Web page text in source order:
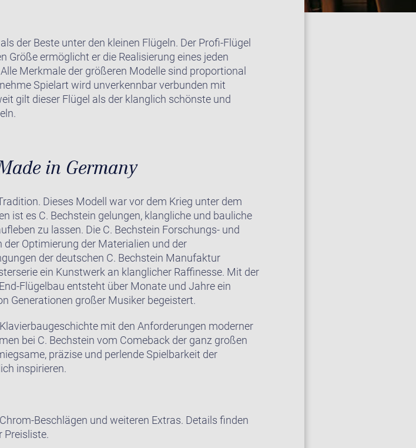
der Beste unter den kleinen Flügeln. Der Profi-Flügel
ermöglicht er die Realisierung eines jeden
Merkmale der größeren Modelle sind proportional
Spielart wird unverkennbar verbunden mit
gilt dieser Flügel als der klanglich schönste und
in Germany
Dieses Modell war vor dem Krieg unter dem
ist es C. Bechstein gelungen, klangliche und bauliche
zu lassen. Die C. Bechstein Forschungs- und
Optimierung der Materialien und der
der deutschen C. Bechstein Manufaktur
ein Kunstwerk an klanglicher Raffinesse. Mit der
Flügelbau entsteht über Monate und Jahre ein
Generationen großer Musiker begeistert.
mit den Anforderungen moderner
bei C. Bechstein vom Comeback der ganz großen
präzise und perlende Spielbarkeit der
inspirieren.
Beschlägen und weiteren Extras. Details finden
Preisliste.